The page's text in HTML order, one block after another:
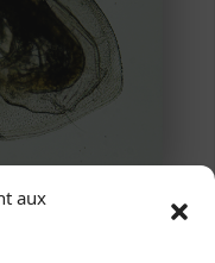
aux2014 (Photo
en fond clair)